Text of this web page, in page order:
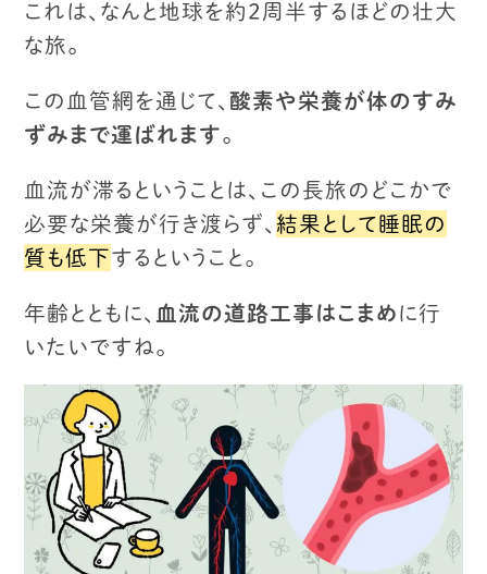
これは、なんと地球を約２周半するほどの壮大
な旅。
この血管網を通じて、 酸素や栄養が体のすみ
ずみまで運ばれます。
血流が滞るということは、この長旅のどこかで
必要な栄養が行き渡らず、結果として睡眠の
質も低下するということ。
年齢とともに、 血流の道路工事はこまめ に行
いたいですね。